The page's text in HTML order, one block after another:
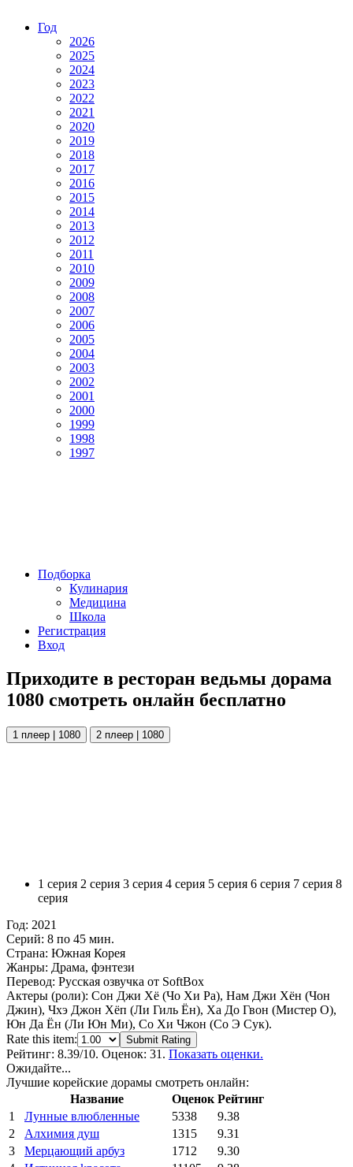
Год
2026
2025
2024
2023
2022
2021
2020
2019
2018
2017
2016
2015
2014
2013
2012
2011
2010
2009
2008
2007
2006
2005
2004
2003
2002
2001
2000
1999
1998
1997
Подборка
Кулинария
Медицина
Школа
Регистрация
Вход
Приходите в ресторан ведьмы дорама
1080 смотреть онлайн бесплатно
1 плеер | 1080 2 плеер | 1080
1 серия 2 серия 3 серия 4 серия 5 серия 6 серия 7 серия 8
серия
Год: 2021
Серий: 8 по 45 мин.
Страна: Южная Корея
Жанры: Драма, фэнтези
Перевод: Русская озвучка от SoftBox
Актеры (роли): Сон Джи Хё (Чо Хи Ра), Нам Джи Хён (Чон
Джин), Чхэ Джон Хёп (Ли Гиль Ён), Ха До Гвон (Мистер О),
Юн Да Ён (Ли Юн Ми), Со Хи Чжон (Со Э Сук).
Rate this item:
Submit Rating
Рейтинг: 8.39/10. Оценок: 31. Показать оценки.
Ожидайте...
Лучшие корейские дорамы смотреть онлайн:
Название
Оценок Рейтинг
1
Лунные влюбленные 5338
9.38
2
Алхимия душ 1315
9.31
3
Мерцающий арбуз 1712
9.30